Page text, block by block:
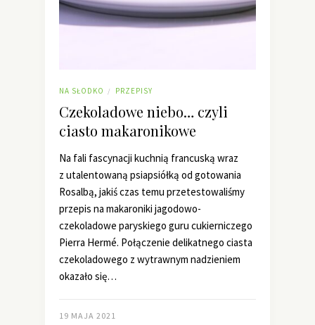
NA SŁODKO / PRZEPISY
Czekoladowe niebo… czyli
ciasto makaronikowe
Na fali fascynacji kuchnią francuską wraz
z utalentowaną psiapsiółką od gotowania
Rosalbą, jakiś czas temu przetestowaliśmy
przepis na makaroniki jagodowo-
czekoladowe paryskiego guru cukierniczego
Pierra Hermé. Połączenie delikatnego ciasta
czekoladowego z wytrawnym nadzieniem
okazało się…
19 MAJA 2021